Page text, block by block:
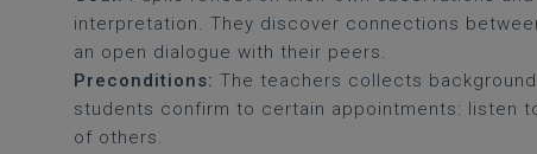
interpretation. They discover connections
an open dialogue with their peers.
Preconditions: The teachers collects
students confirm to certain appointments: listen
of others.